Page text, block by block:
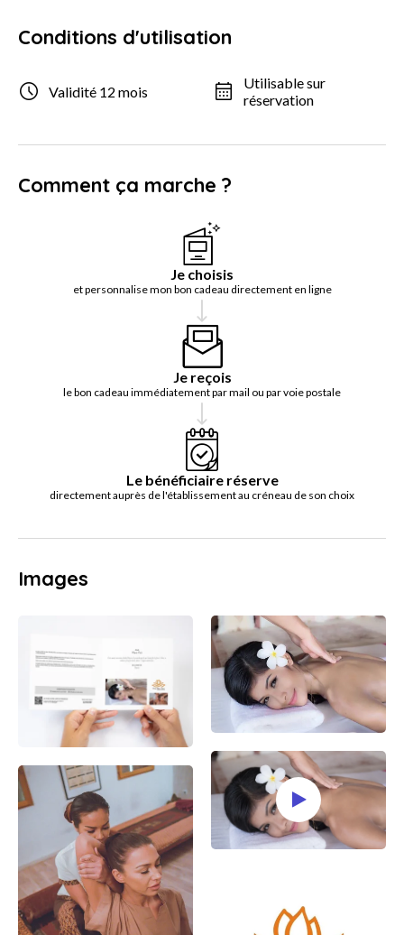
Conditions d'utilisation
Validité 12 mois
Utilisable sur
réservation
Comment ça marche ?
Je choisis
et personnalise mon bon cadeau directement en ligne
Je reçois
le bon cadeau immédiatement par mail ou par voie postale
Le bénéficiaire réserve
directement auprès de l'établissement au créneau de son choix
Images